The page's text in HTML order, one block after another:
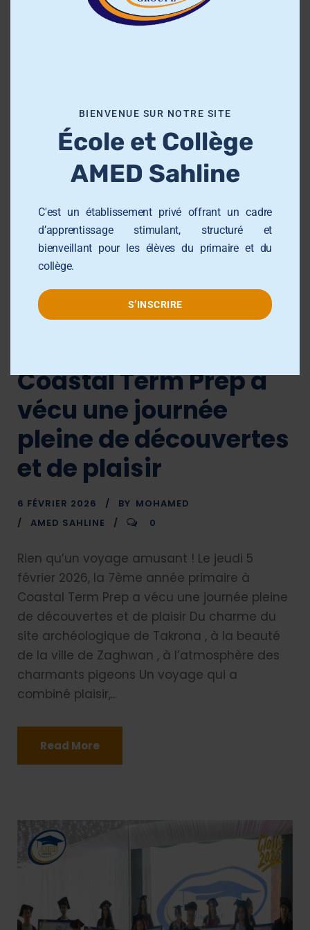
Rien qu’un voyage
amusant , la 7ème
Coastal Term Prep a
vécu une journée
pleine de découvertes
et de plaisir
6 FÉVRIER 2026 BY MOHAMED
AMED SAHLINE
0
Rien qu’un voyage amusant ! Le jeudi 5
février 2026, la 7ème année primaire à
Coastal Term Prep a vécu une journée pleine
de découvertes et de plaisir Du charme du
site archéologique de Takrona , à la beauté
de la ville de Zaghwan , à l’atmosphère des
charmants pigeons Un voyage qui a
combiné plaisir,...
Read More
BIENVENUE SUR NOTRE SITE
École et Collège
AMED Sahline
C'est un établissement privé offrant un cadre
d’apprentissage stimulant, structuré et
bienveillant pour les élèves du primaire et du
collège.
S’INSCRIRE